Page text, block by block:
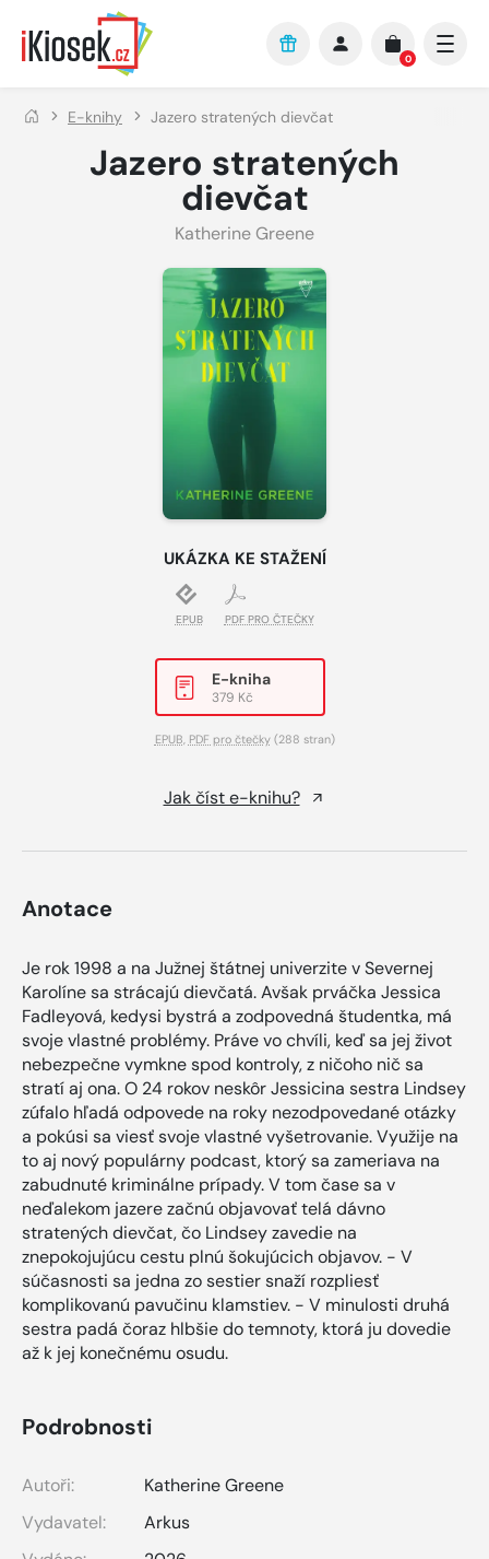
Přejít na hlavní obsah
0
E-knihy Jazero stratených dievčat
Jazero stratených
dievčat
Katherine Greene
UKÁZKA KE STAŽENÍ
EPUB PDF PRO ČTEČKY
E-kniha
379 Kč
EPUB, PDF pro čtečky(288 stran)
Jak číst e-knihu?
Anotace
Je rok 1998 a na Južnej štátnej univerzite v Severnej
Karolíne sa strácajú dievčatá. Avšak prváčka Jessica
Fadleyová, kedysi bystrá a zodpovedná študentka, má
svoje vlastné problémy. Práve vo chvíli, keď sa jej život
nebezpečne vymkne spod kontroly, z ničoho nič sa
stratí aj ona. O 24 rokov neskôr Jessicina sestra Lindsey
zúfalo hľadá odpovede na roky nezodpovedané otázky
a pokúsi sa viesť svoje vlastné vyšetrovanie. Využije na
to aj nový populárny podcast, ktorý sa zameriava na
zabudnuté kriminálne prípady. V tom čase sa v
neďalekom jazere začnú objavovať telá dávno
stratených dievčat, čo Lindsey zavedie na
znepokojujúcu cestu plnú šokujúcich objavov. - V
súčasnosti sa jedna zo sestier snaží rozpliesť
komplikovanú pavučinu klamstiev. - V minulosti druhá
sestra padá čoraz hlbšie do temnoty, ktorá ju dovedie
až k jej konečnému osudu.
Podrobnosti
Autoři:
Katherine Greene
Vydavatel:
Arkus